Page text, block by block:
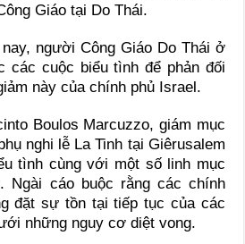
Giáo tại Do Thái.
người Công Giáo Do Thái ở
các cuộc biểu tình để phản đối
này của chính phủ Israel.
Boulos Marcuzzo, giám mục
nghi lễ La Tinh tại Giêrusalem
tình cùng với một số linh mục
Ngài cáo buộc rằng các chính
đặt sự tồn tại tiếp tục của các
những nguy cơ diệt vong.